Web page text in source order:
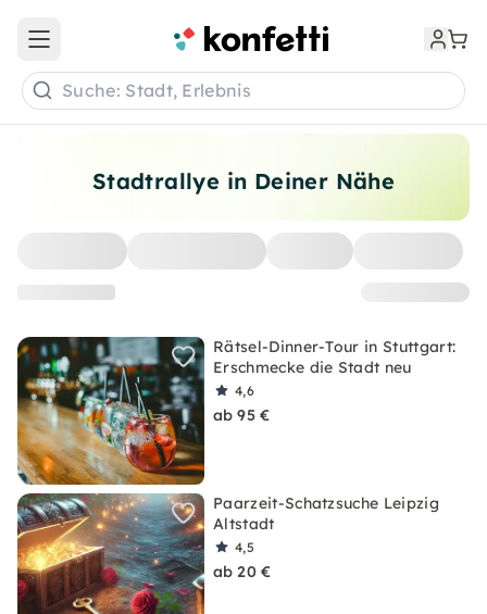
Stadtrallye in Deiner Nähe
Rätsel-Dinner-Tour in Stuttgart:
Erschmecke die Stadt neu
4,6
ab 95 €
Paarzeit-Schatzsuche Leipzig
Altstadt
4,5
ab 20 €
Open main menu
Suche: Stadt, Erlebnis